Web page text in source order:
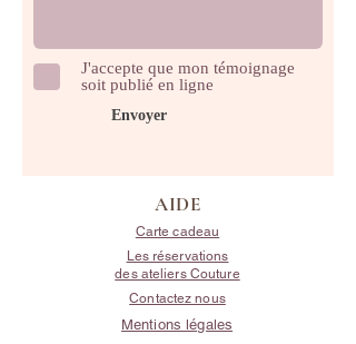
J'accepte que mon témoignage
soit publié en ligne
Envoyer
AIDE
Carte cadeau
Les réservations
des ateliers Couture
Contactez nous
Mentions légales